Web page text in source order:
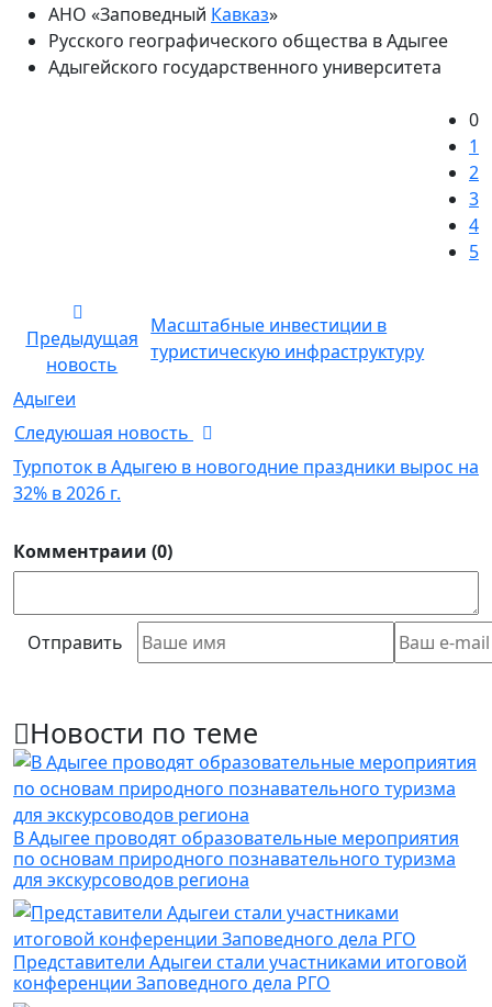
АНО «Заповедный Кавказ»
Русского географического общества в Адыгее
Адыгейского государственного университета
0
1
2
3
4
5
Предыдущая
новость
Масштабные инвестиции в
туристическую инфраструктуру
Адыгеи
Следуюшая новость
Турпоток в Адыгею в новогодние праздники вырос на
32% в 2026 г.
Комментраии (0)
Отправить
Новости по теме
В Адыгее проводят образовательные мероприятия
по основам природного познавательного туризма
для экскурсоводов региона
Представители Адыгеи стали участниками итоговой
конференции Заповедного дела РГО